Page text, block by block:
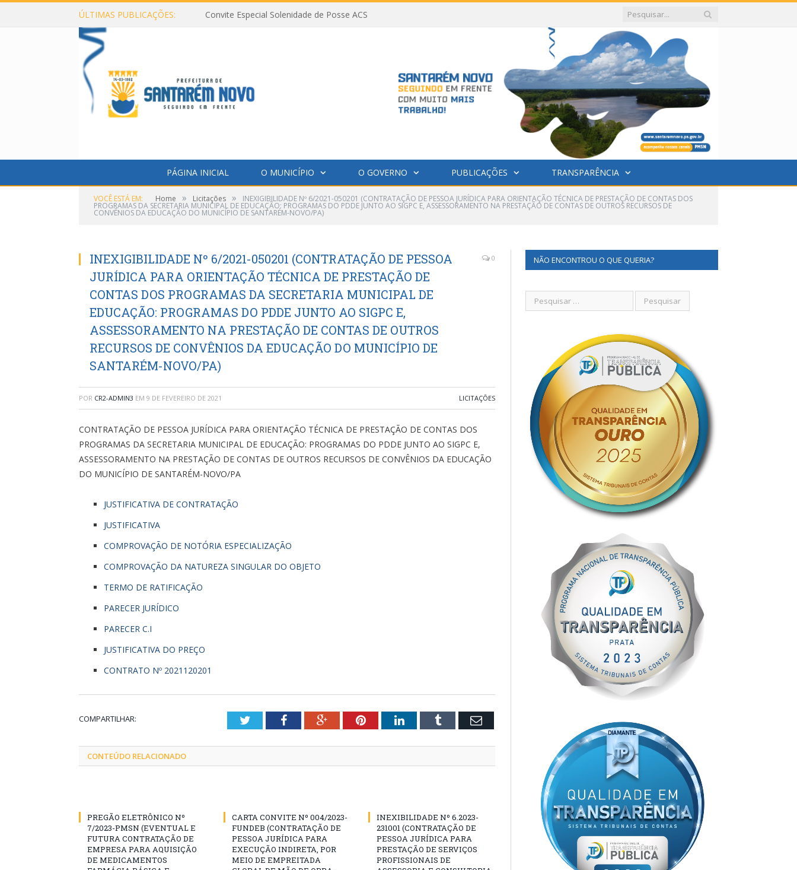
ÚLTIMAS PUBLICAÇÕES: Convite Especial Solenidade de Posse ACS
PÁGINA INICIAL O MUNICÍPIO O GOVERNO PUBLICAÇÕES TRANSPARÊNCIA
VOCÊ ESTÁ EM: Home » Licitações » INEXIGIBILIDADE Nº 6/2021-050201 (CONTRATAÇÃO DE PESSOA JURÍDICA PARA ORIENTAÇÃO TÉCNICA DE PRESTAÇÃO DE CONTAS DOS
PROGRAMAS DA SECRETARIA MUNICIPAL DE EDUCAÇÃO: PROGRAMAS DO PDDE JUNTO AO SIGPC E, ASSESSORAMENTO NA PRESTAÇÃO DE CONTAS DE OUTROS RECURSOS DE
CONVÊNIOS DA EDUCAÇÃO DO MUNICÍPIO DE SANTARÉM-NOVO/PA)
INEXIGIBILIDADE Nº 6/2021-050201 (CONTRATAÇÃO DE PESSOA
JURÍDICA PARA ORIENTAÇÃO TÉCNICA DE PRESTAÇÃO DE
CONTAS DOS PROGRAMAS DA SECRETARIA MUNICIPAL DE
EDUCAÇÃO: PROGRAMAS DO PDDE JUNTO AO SIGPC E,
ASSESSORAMENTO NA PRESTAÇÃO DE CONTAS DE OUTROS
RECURSOS DE CONVÊNIOS DA EDUCAÇÃO DO MUNICÍPIO DE
SANTARÉM-NOVO/PA)
0
POR CR2-ADMIN3 EM 9 DE FEVEREIRO DE 2021 LICITAÇÕES
CONTRATAÇÃO DE PESSOA JURÍDICA PARA ORIENTAÇÃO TÉCNICA DE PRESTAÇÃO DE CONTAS DOS
PROGRAMAS DA SECRETARIA MUNICIPAL DE EDUCAÇÃO: PROGRAMAS DO PDDE JUNTO AO SIGPC E,
ASSESSORAMENTO NA PRESTAÇÃO DE CONTAS DE OUTROS RECURSOS DE CONVÊNIOS DA EDUCAÇÃO
DO MUNICÍPIO DE SANTARÉM-NOVO/PA
JUSTIFICATIVA DE CONTRATAÇÃO
JUSTIFICATIVA
COMPROVAÇÃO DE NOTÓRIA ESPECIALIZAÇÃO
COMPROVAÇÃO DA NATUREZA SINGULAR DO OBJETO
TERMO DE RATIFICAÇÃO
PARECER JURÍDICO
PARECER C.I
JUSTIFICATIVA DO PREÇO
CONTRATO Nº 2021120201
COMPARTILHAR: TwitterFacebookGoogle+PinterestLinkedInTumblr Email
CONTEÚDO RELACIONADO
PREGÃO ELETRÔNICO Nº
7/2023-PMSN (EVENTUAL E
FUTURA CONTRATAÇÃO DE
EMPRESA PARA AQUISIÇÃO
DE MEDICAMENTOS
CARTA CONVITE Nº 004/2023-
FUNDEB (CONTRATAÇÃO DE
PESSOA JURÍDICA PARA
EXECUÇÃO INDIRETA, POR
MEIO DE EMPREITADA
INEXIBILIDADE Nº 6.2023-
231001 (CONTRATAÇÃO DE
PESSOA JURÍDICA PARA
PRESTAÇÃO DE SERVIÇOS
PROFISSIONAIS DE
NÃO ENCONTROU O QUE QUERIA?